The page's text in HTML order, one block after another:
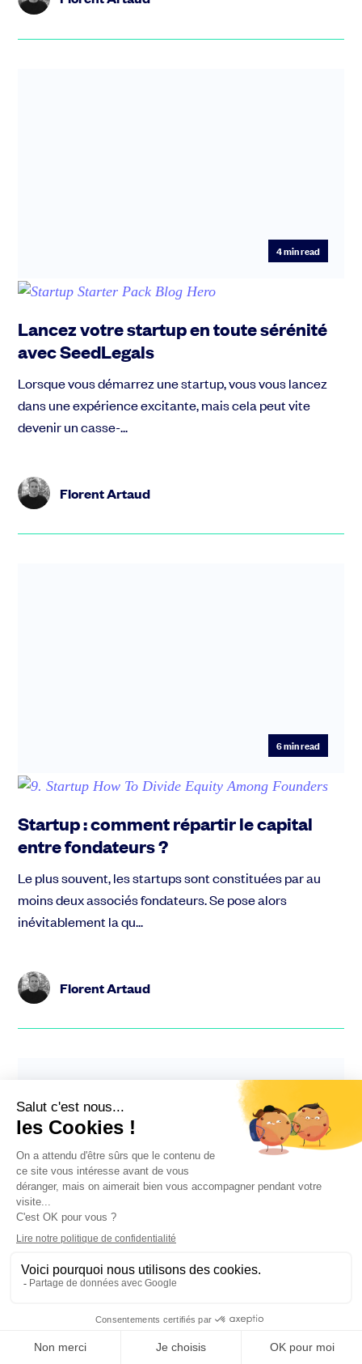
4min read
Lancez votre startup en toute sérénité
avec SeedLegals
Lorsque vous démarrez une startup, vous vous lancez
dans une expérience excitante, mais cela peut vite
devenir un casse-...
Florent Artaud
6min read
Startup : comment répartir le capital
entre fondateurs ?
Le plus souvent, les startups sont constituées par au
moins deux associés fondateurs. Se pose alors
inévitablement la qu...
Florent Artaud
Comment contacter des investisseurs :
nos conseils d'experts